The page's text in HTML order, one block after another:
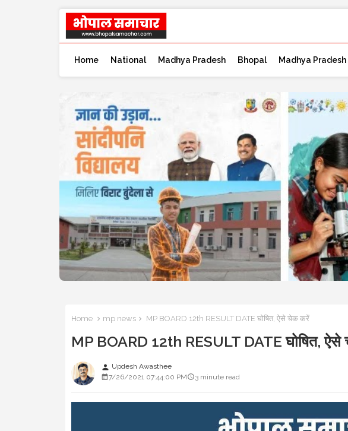
Home National Madhya Pradesh Bhopal Madhya Pradesh
Home mp news MP BOARD 12th RESULT DATE घोषित, ऐसे चेक करें
MP BOARD 12th RESULT DATE घोषित,
person Updesh Awasthee
7/26/2021 07:44:00 PM
3 minute read